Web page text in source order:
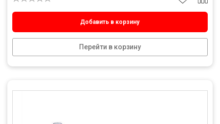
Добавить в корзину
Перейти в корзину